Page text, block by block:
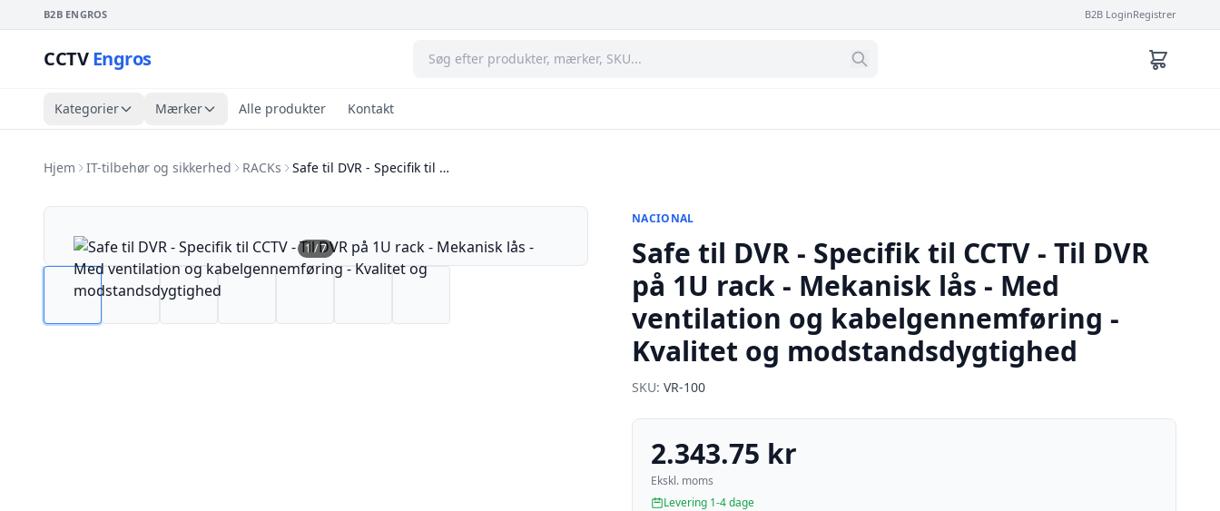
B2B ENGROS B2B LoginRegistrer
CCTVEngros
Kategorier Mærker Alle produkter Kontakt
Hjem IT-tilbehør og sikkerhed RACKs Safe til DVR - Specifik til …
1 /7
NACIONAL
Safe til DVR - Specifik til CCTV - Til DVR
på 1U rack - Mekanisk lås - Med
ventilation og kabelgennemføring -
Kvalitet og modstandsdygtighed
SKU: VR-100
2.343.75 kr
Ekskl. moms
Levering 1-4 dage